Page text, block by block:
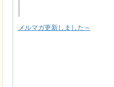
メルマガ更新しました～